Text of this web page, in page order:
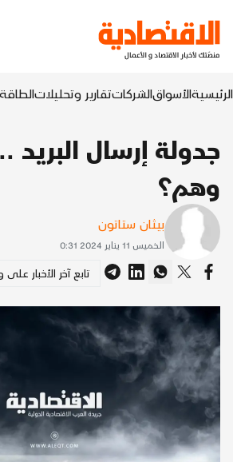
الرئيسيةالأسواقالشركاتتقارير وتحليلاتالطاقة
جدولة إرسال البريد
وهم؟
بيثان ستاتون
الخميس 11 يناير 2024 0:31
تابع آخر الأخبار